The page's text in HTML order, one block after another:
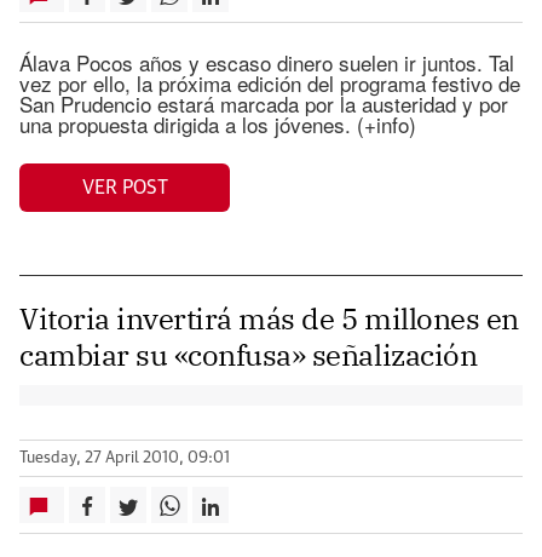
Álava Pocos años y escaso dinero suelen ir juntos. Tal
vez por ello, la próxima edición del programa festivo de
San Prudencio estará marcada por la austeridad y por
una propuesta dirigida a los jóvenes. (+info)
VER POST
Vitoria invertirá más de 5 millones en
cambiar su «confusa» señalización
Tuesday, 27 April 2010, 09:01